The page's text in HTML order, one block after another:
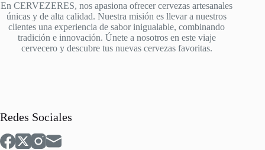
En CERVEZERES, nos apasiona ofrecer cervezas artesanales
únicas y de alta calidad. Nuestra misión es llevar a nuestros
clientes una experiencia de sabor inigualable, combinando
tradición e innovación. Únete a nosotros en este viaje
cervecero y descubre tus nuevas cervezas favoritas.
Redes Sociales